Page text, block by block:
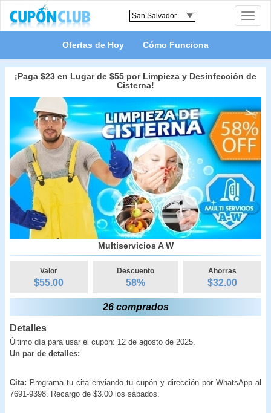
Toggle
Ofertas de Hoy Cómo Funciona
¡Paga $23 en Lugar de $55 por Limpieza y Desinfección de
Cisterna!
Multiservicios A W
Valor
$55.00
Descuento
58%
Ahorras
$32.00
26 comprados
Detalles
Último día para usar el cupón: 12 de agosto de 2025.
Un par de detalles:
Cita: Programa tu cita enviando tu cupón y dirección por WhatsApp al
7691-9398. Recargo de $3.00 los sábados.